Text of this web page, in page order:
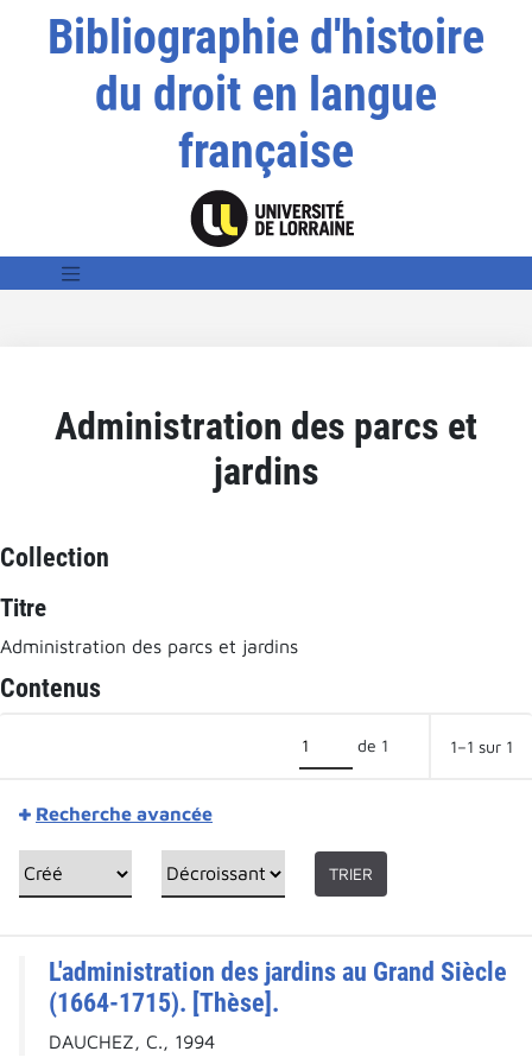
Bibliographie d'histoire
du droit en langue
française
Administration des parcs et
jardins
Collection
Titre
Administration des parcs et jardins
Contenus
de 1 1–1 sur 1
Recherche avancée
TRIER
L'administration des jardins au Grand Siècle
(1664-1715). [Thèse].
DAUCHEZ, C., 1994